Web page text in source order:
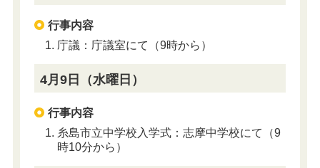
行事内容
庁議：庁議室にて（9時から）
4月9日（水曜日）
行事内容
糸島市立中学校入学式：志摩中学校にて（9
時10分から）